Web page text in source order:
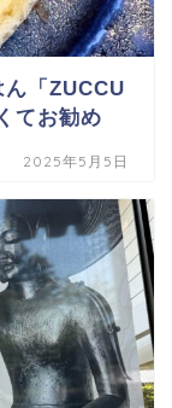
「ZUCCU
てお勧め
2025年5月5日